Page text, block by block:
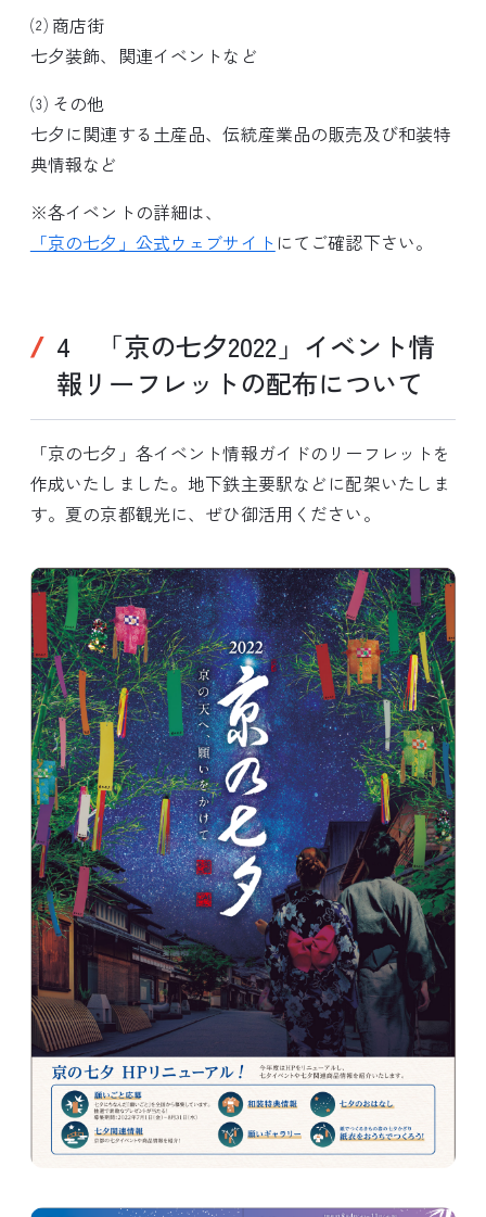
⑵ 商店街
七夕装飾、関連イベントなど
⑶ その他
七夕に関連する土産品、伝統産業品の販売及び和装特
典情報など
※各イベントの詳細は、
「京の七夕」公式ウェブサイト にてご確認下さい。
4 「京の七夕2022」イベント情
報リーフレットの配布について
「京の七夕」各イベント情報ガイドのリーフレットを
作成いたしました。地下鉄主要駅などに配架いたしま
す。夏の京都観光に、ぜひ御活用ください。